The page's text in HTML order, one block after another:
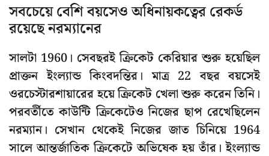
সবচেয়ে বেশি বয়সেও অধিনায়কত্বের রেকর্ড
রয়েছে নরম্যানের
সালটা 1960। সেবছরই ক্রিকেট কেরিয়ার শুরু হয়েছিল
প্রাক্তন ইংল্যান্ড কিংবদন্তির। মাত্র 22 বছর বয়সেই
ওরচেস্টারশায়ারের হয়ে ক্রিকেট খেলা শুরু করেন তিনি।
পরবর্তীতে কাউন্টি ক্রিকেটেও নিজের ছাপ রেখেছিলেন
নরম্যান। সেখান থেকেই নিজের জাত চিনিয়ে 1964
সালে আন্তর্জাতিক ক্রিকেটে অভিষেক হয় তাঁর। ইংল্যান্ড